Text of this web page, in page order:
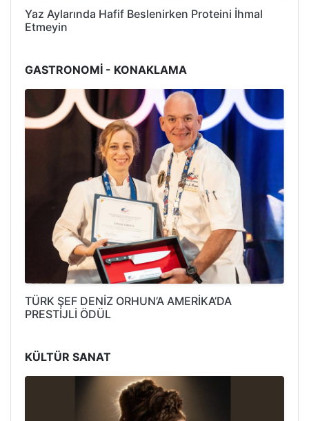
Yaz Aylarında Hafif Beslenirken Proteini İhmal
Etmeyin
GASTRONOMİ - KONAKLAMA
TÜRK ŞEF DENİZ ORHUN’A AMERİKA’DA
PRESTİJLİ ÖDÜL
KÜLTÜR SANAT